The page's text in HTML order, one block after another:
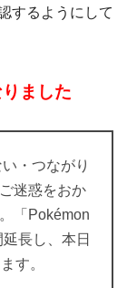
するようにして
ました
・つながり
迷惑をおか
「Pokémon
長し、本日
す。